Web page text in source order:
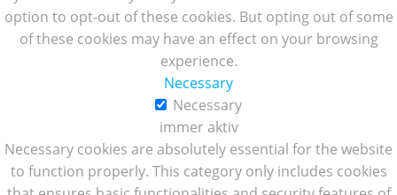
option to opt-out of these cookies. But opting out of some
of these cookies may have an effect on your browsing
experience.
Necessary
Necessary
immer aktiv
Necessary cookies are absolutely essential for the website
to function properly. This category only includes cookies